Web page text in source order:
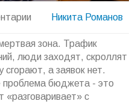
Никита Романов
зона. Трафик
люди заходят, скроллят
сгорают, а заявок нет.
проблема бюджета - это
«разговаривает» с